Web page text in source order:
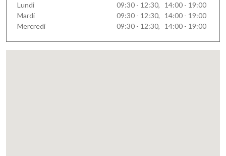
Lundi
09:30 - 12:30, 14:00 - 19:00
Mardi
09:30 - 12:30, 14:00 - 19:00
Mercredi
09:30 - 12:30, 14:00 - 19:00